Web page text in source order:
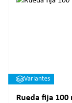
Variantes
Rueda fija 100